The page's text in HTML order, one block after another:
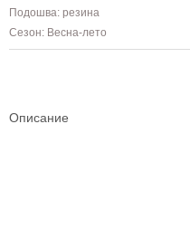
Подошва: резина
Сезон: Весна-лето
Описание